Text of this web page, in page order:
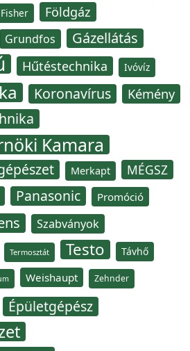
Fisher Földgáz
Grundfos Gázellátás
Hűtéstechnika Ivóvíz
Koronavírus Kémény
Kamara
Merkapt MÉGSZ
Panasonic Promóció
Szabványok
Termosztát Testo Távhő
Weishaupt Zehnder
Épületgépész